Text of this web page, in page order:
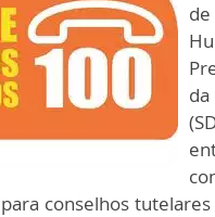
da
conselhos